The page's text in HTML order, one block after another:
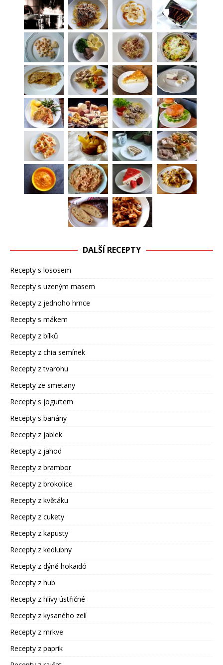
DALŠÍ RECEPTY
Recepty s lososem
Recepty s uzeným masem
Recepty z jednoho hrnce
Recepty s mákem
Recepty z bílků
Recepty z chia semínek
Recepty z tvarohu
Recepty ze smetany
Recepty s jogurtem
Recepty s banány
Recepty z jablek
Recepty z jahod
Recepty z brambor
Recepty z brokolice
Recepty z květáku
Recepty z cukety
Recepty z kapusty
Recepty z kedlubny
Recepty z dýně hokaidó
Recepty z hub
Recepty z hlívy ústřičné
Recepty z kysaného zelí
Recepty z mrkve
Recepty z paprik